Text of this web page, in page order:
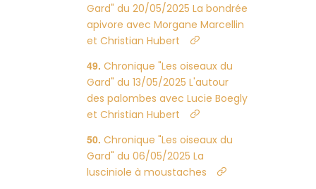
Gard" du 20/05/2025 La bondrée
apivore avec Morgane Marcellin
et Christian Hubert
Chronique "Les oiseaux du
Gard" du 13/05/2025 L'autour
des palombes avec Lucie Boegly
et Christian Hubert
Chronique "Les oiseaux du
Gard" du 06/05/2025 La
lusciniole à moustaches